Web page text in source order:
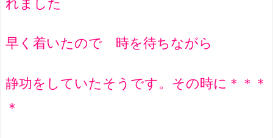
早く着いたので 時を待ちながら
静功をしていたそうです。その時に＊＊＊
＊